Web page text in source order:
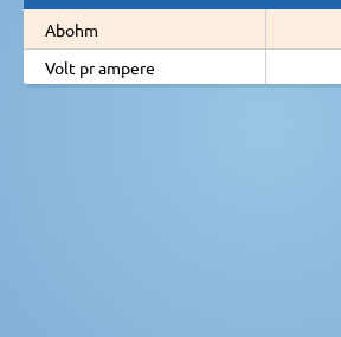
Abohm
Volt pr ampere